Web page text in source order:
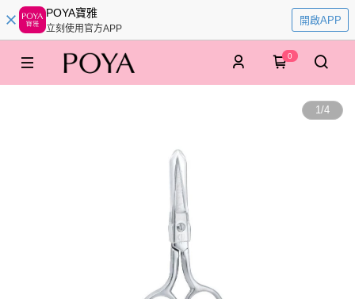
POYA寶雅
立刻使用官方APP
開啟APP
0
1/4